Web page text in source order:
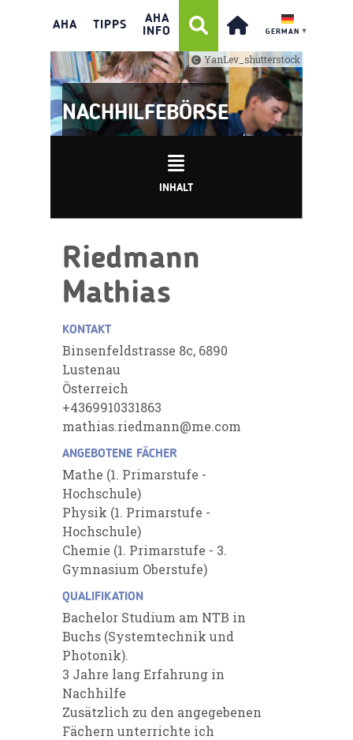
AHA TIPPS
AHA
INFO
GERMAN ▼
YanLev_shutterstock
NACHHILFEBÖRSE
INHALT
Riedmann
Mathias
KONTAKT
Binsenfeldstrasse 8c, 6890
Lustenau
Österreich
+4369910331863
mathias.riedmann@me.com
ANGEBOTENE FÄCHER
Mathe (1. Primarstufe -
Hochschule)
Physik (1. Primarstufe -
Hochschule)
Chemie (1. Primarstufe - 3.
Gymnasium Oberstufe)
QUALIFIKATION
Bachelor Studium am NTB in
Buchs (Systemtechnik und
Photonik).
3 Jahre lang Erfahrung in
Nachhilfe
Zusätzlich zu den angegebenen
Fächern unterrichte ich